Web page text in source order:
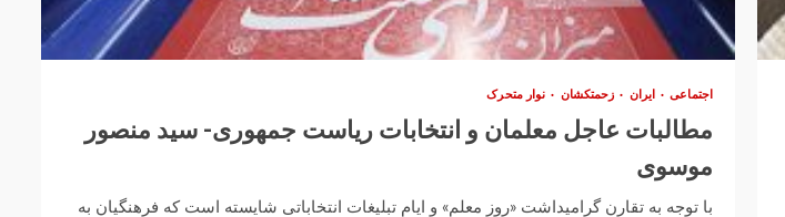
اجتماعی ایران زحمتکشان نوار متحرک
مطالبات عاجل معلمان و انتخابات ریاست جمهوری- سید منصور
موسوی
با توجه به تقارن گرامیداشت «روز معلم» و ایام تبلیغات انتخاباتی شایسته است که فرهنگیان به